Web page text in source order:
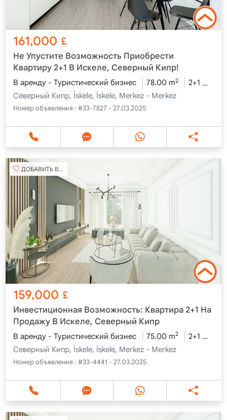
161,000 £
Не Упустите Возможность Приобрести
Квартиру 2+1 В Искеле, Северный Кипр!
В аренду - Туристический бизнес 78.00 m2 2+1
Северный Кипр, İskele, İskele, Merkez - Merkez
Номер объявления : #33-7827 - 27.03.2025
ДОБАВИТЬ В ИЗБРАННОЕ
159,000 £
Инвестиционная Возможность: Квартира 2+1 На
Продажу В Искеле, Северный Кипр
В аренду - Туристический бизнес 75.00 m2 2+1
Северный Кипр, İskele, İskele, Merkez - Merkez
Номер объявления : #33-4441 - 27.03.2025